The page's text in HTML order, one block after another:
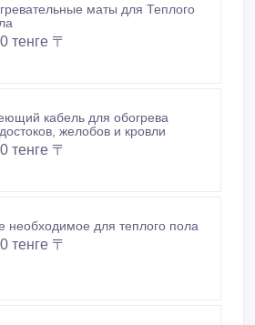
маты для Теплого
тенге 〒
кабель для обогрева
желобов и кровли
тенге 〒
необходимое для теплого пола
тенге 〒